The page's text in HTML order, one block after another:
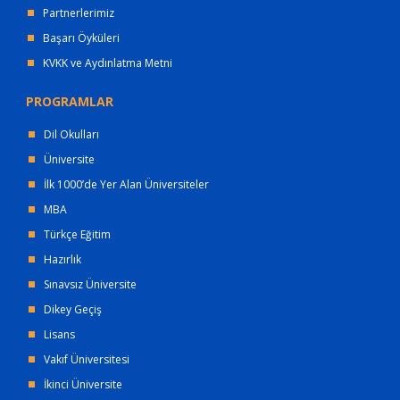
Partnerlerimiz
Başarı Öyküleri
KVKK ve Aydınlatma Metni
PROGRAMLAR
Dil Okulları
Üniversite
İlk 1000’de Yer Alan Üniversiteler
MBA
Türkçe Eğitim
Hazırlık
Sınavsız Üniversite
Dikey Geçiş
Lisans
Vakıf Üniversitesi
İkinci Üniversite